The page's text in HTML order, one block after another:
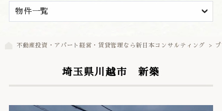
不動産投資・アパート経営・賃貸管理なら新日本コンサルティング >
埼玉県川越市 新築